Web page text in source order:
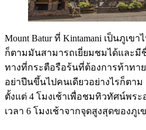
Mount Batur ที่ Kintamani เป็นภูเข
ก็ตามมันสามารถเยี่ยมชมได้และมี
ทางที่กระตือรือร้นที่ต้องการท้าทา
อย่าปีนขึ้นไปคนเดียวอย่างไรก็ตา
ตั้งแต่ 4 โมงเช้าเพื่อชมทิวทัศน์พร
เวลา 6 โมงเช้าจากจุดสูงสุดของภูเ